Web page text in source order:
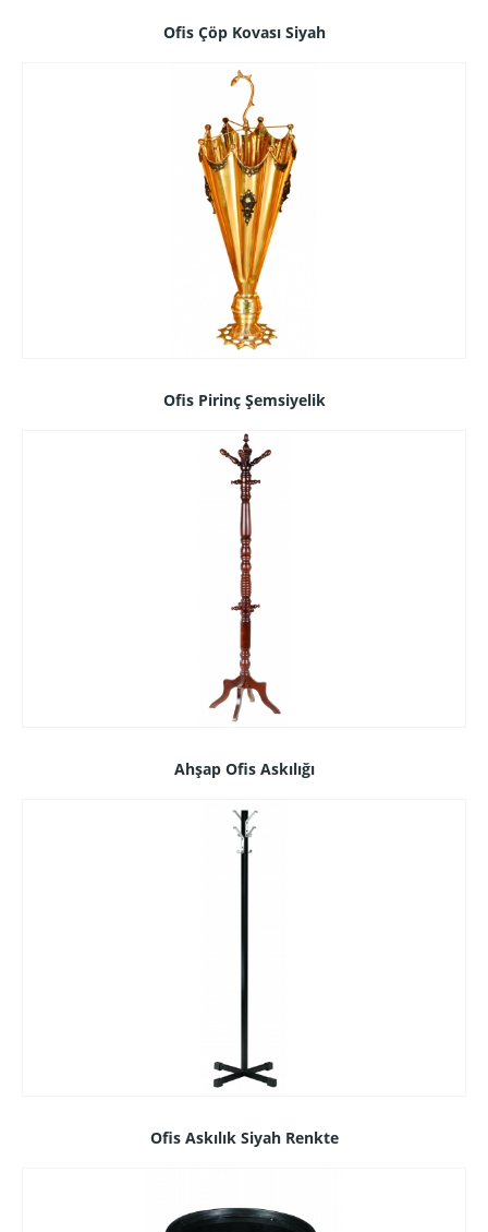
Ofis Çöp Kovası Siyah
Ofis Pirinç Şemsiyelik
Ahşap Ofis Askılığı
Ofis Askılık Siyah Renkte